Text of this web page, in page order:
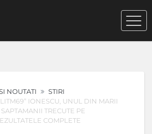
NOUTATI
STIRI
IONESCU, UNUL DIN MARII
TRECUTE PE
COMPLETE